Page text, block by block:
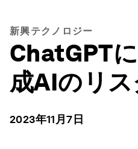
新興テクノロジー
ChatGPT
成AIのリ
2023年11月7日